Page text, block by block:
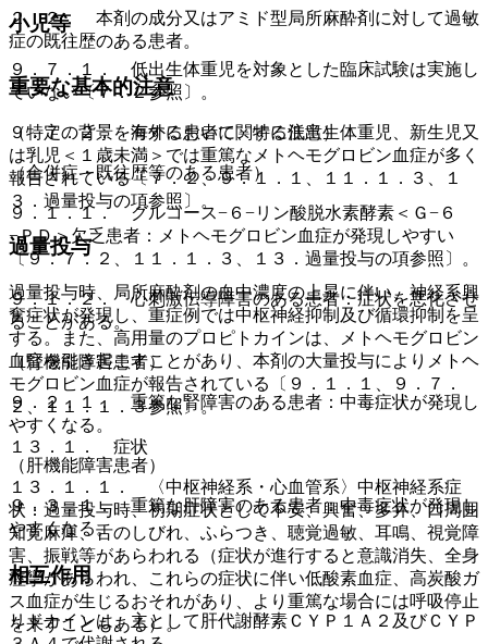
小児等
９．７．１． 低出生体重児を対象とした臨床試験は実施し
ていない〔７．２参照〕。
９．７．２． 海外において、特に低出生体重児、新生児又
は乳児＜１歳未満＞では重篤なメトヘモグロビン血症が多く
報告されている〔７．２、９．１．１、１１．１．３、１
３．過量投与の項参照〕。
過量投与
過量投与時、局所麻酔剤の血中濃度の上昇に伴い、神経系興
奮症状が発現し、重症例では中枢神経抑制及び循環抑制を呈
する。また、高用量のプロピトカインは、メトヘモグロビン
血症を引き起こすことがあり、本剤の大量投与によりメトヘ
モグロビン血症が報告されている〔９．１．１、９．７．
２、１１．１．３参照〕。
１３．１． 症状
１３．１．１． 〈中枢神経系・心血管系〉中枢神経系症
状：過量投与時、初期症状として不安、興奮、多弁、口周囲
知覚麻痺、舌のしびれ、ふらつき、聴覚過敏、耳鳴、視覚障
害、振戦等があらわれる（症状が進行すると意識消失、全身
痙攣があらわれ、これらの症状に伴い低酸素血症、高炭酸ガ
ス血症が生じるおそれがあり、より重篤な場合には呼吸停止
を来すこともある）。
２．２． 本剤の成分又はアミド型局所麻酔剤に対して過敏
症の既往歴のある患者。
重要な基本的注意
（特定の背景を有する患者に関する注意）
（合併症・既往歴等のある患者）
９．１．１． グルコース−６−リン酸脱水素酵素＜Ｇ−６
−ＰＤ＞欠乏患者：メトヘモグロビン血症が発現しやすい
〔９．７．２、１１．１．３、１３．過量投与の項参照〕。
９．１．２． 心刺激伝導障害のある患者：症状を悪化させ
ることがある。
（腎機能障害患者）
９．２．１． 重篤な腎障害のある患者：中毒症状が発現し
やすくなる。
（肝機能障害患者）
９．３．１． 重篤な肝障害のある患者：中毒症状が発現し
やすくなる。
相互作用
リドカインは、主として肝代謝酵素ＣＹＰ１Ａ２及びＣＹＰ